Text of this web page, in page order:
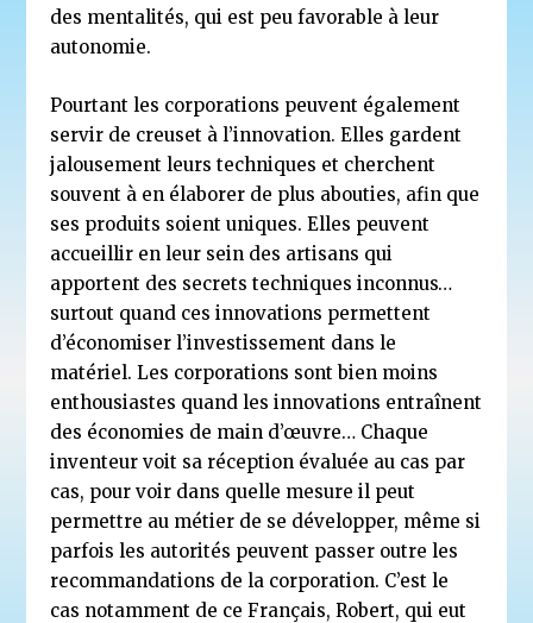
des mentalités, qui est peu favorable à leur
autonomie.
Pourtant les corporations peuvent également
servir de creuset à l’innovation. Elles gardent
jalousement leurs techniques et cherchent
souvent à en élaborer de plus abouties, afin que
ses produits soient uniques. Elles peuvent
accueillir en leur sein des artisans qui
apportent des secrets techniques inconnus…
surtout quand ces innovations permettent
d’économiser l’investissement dans le
matériel. Les corporations sont bien moins
enthousiastes quand les innovations entraînent
des économies de main d’œuvre… Chaque
inventeur voit sa réception évaluée au cas par
cas, pour voir dans quelle mesure il peut
permettre au métier de se développer, même si
parfois les autorités peuvent passer outre les
recommandations de la corporation. C’est le
cas notamment de ce Français, Robert, qui eut